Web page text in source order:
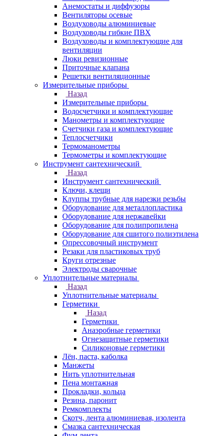
Анемостаты и диффузоры
Вентиляторы осевые
Воздуховоды алюминиевые
Воздуховоды гибкие ПВХ
Воздуховоды и комплектующие для
вентиляции
Люки ревизионные
Приточные клапана
Решетки вентиляционные
Измерительные приборы
Назад
Измерительные приборы
Водосчетчики и комплектующие
Манометры и комплектующие
Счетчики газа и комплектующие
Теплосчетчики
Термоманометры
Термометры и комплектующие
Инструмент сантехнический
Назад
Инструмент сантехнический
Ключи, клещи
Клуппы трубные для нарезки резьбы
Оборудование для металлопластика
Оборудование для нержавейки
Оборудование для полипропилена
Оборудование для сшитого полиэтилена
Опрессовочный инструмент
Резаки для пластиковых труб
Круги отрезные
Электроды сварочные
Уплотнительные материалы
Назад
Уплотнительные материалы
Герметики
Назад
Герметики
Анаэробные герметики
Огнезащитные герметики
Силиконовые герметики
Лён, паста, каболка
Манжеты
Нить уплотнительная
Пена монтажная
Прокладки, кольца
Резина, паронит
Ремкомплекты
Скотч, лента алюминиевая, изолента
Смазка сантехническая